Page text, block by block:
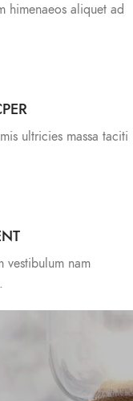
himenaeos aliquet ad
ultricies massa taciti
vestibulum nam